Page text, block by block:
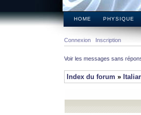
HOME PHYSIQUE
Connexion Inscription
Voir les messages sans
Index du forum »